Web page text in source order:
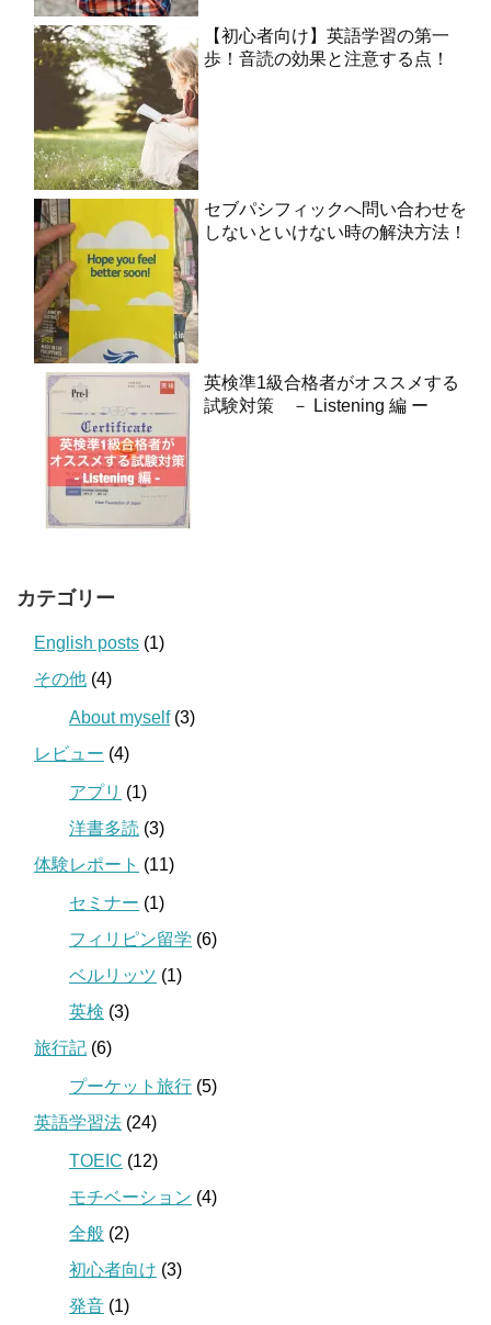
【初心者向け】英語学習の第一
歩！音読の効果と注意する点！
セブパシフィックへ問い合わせを
しないといけない時の解決方法！
英検準1級合格者がオススメする
試験対策 － Listening 編 ー
カテゴリー
English posts (1)
その他 (4)
About myself(3)
レビュー (4)
アプリ (1)
洋書多読 (3)
体験レポート (11)
セミナー (1)
フィリピン留学 (6)
ベルリッツ (1)
英検 (3)
旅行記 (6)
プーケット旅行 (5)
英語学習法 (24)
TOEIC (12)
モチベーション (4)
全般 (2)
初心者向け (3)
発音 (1)